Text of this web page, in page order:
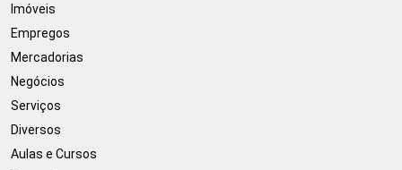
Imóveis
Empregos
Mercadorias
Negócios
Serviços
Diversos
Aulas e Cursos